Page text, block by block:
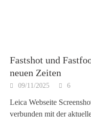
Fastshot und
neuen Zeiten
09/11/2025 6
Leica Webseite
verbunden mit der